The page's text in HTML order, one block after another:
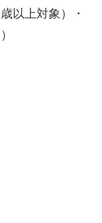
以上対象）・